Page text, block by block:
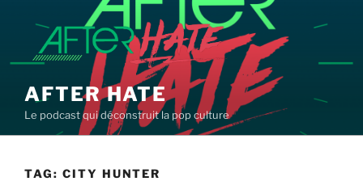
contenu
principal
AFTER HATE
Le podcast qui déconstruit la pop culture
TAG: CITY HUNTER